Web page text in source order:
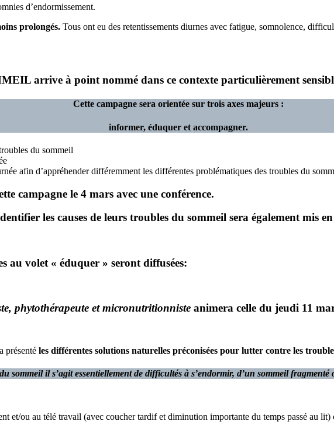
d’endormissement.
prolongés. Tous ont eu des retentissements diurnes avec fatigue, somnolence,
arrive à point nommé dans ce contexte particulièrement
Cette campagne sera orientée sur trois axes majeurs :
informer, éduquer et accompagner.
du sommeil
afin d’appréhender différemment les différentes problématiques des troubles du
campagne le 4 mars avec une conférence.
les causes de leurs troubles du sommeil sera également mis
au volet « éduquer » seront diffusées:
phytothérapeute et micronutritionniste animera celle du jeudi 11
présenté les différentes solutions naturelles préconisées pour lutter contre les
sommeil il s’agit essentiellement de difficultés à s’endormir, d’un sommeil fragmenté
et/ou au télé travail (avec coucher tardif et diminution importante du temps passé au lit)